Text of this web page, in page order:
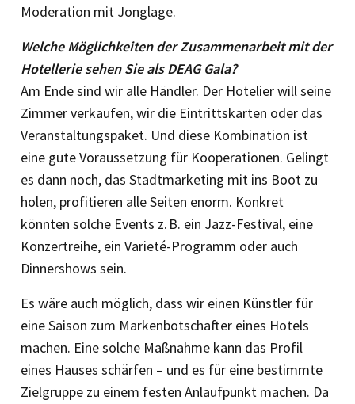
Moderation mit Jonglage.
Welche Möglichkeiten der Zusammenarbeit mit der
Hotellerie sehen Sie als DEAG Gala?
Am Ende sind wir alle Händler. Der Hotelier will seine
Zimmer verkaufen, wir die Eintrittskarten oder das
Veranstaltungspaket. Und diese Kombination ist
eine gute Voraussetzung für Kooperationen. Gelingt
es dann noch, das Stadtmarketing mit ins Boot zu
holen, profitieren alle Seiten enorm. Konkret
könnten solche Events z. B. ein Jazz-­Festival, eine
Konzertreihe, ein Varieté-Programm oder auch
Dinnershows sein.
Es wäre auch möglich, dass wir einen Künstler für
eine Saison zum Markenbotschafter eines Hotels
machen. Eine solche Maßnahme kann das Profil
eines Hauses schärfen – und es für eine bestimmte
Zielgruppe zu einem festen Anlaufpunkt machen. Da